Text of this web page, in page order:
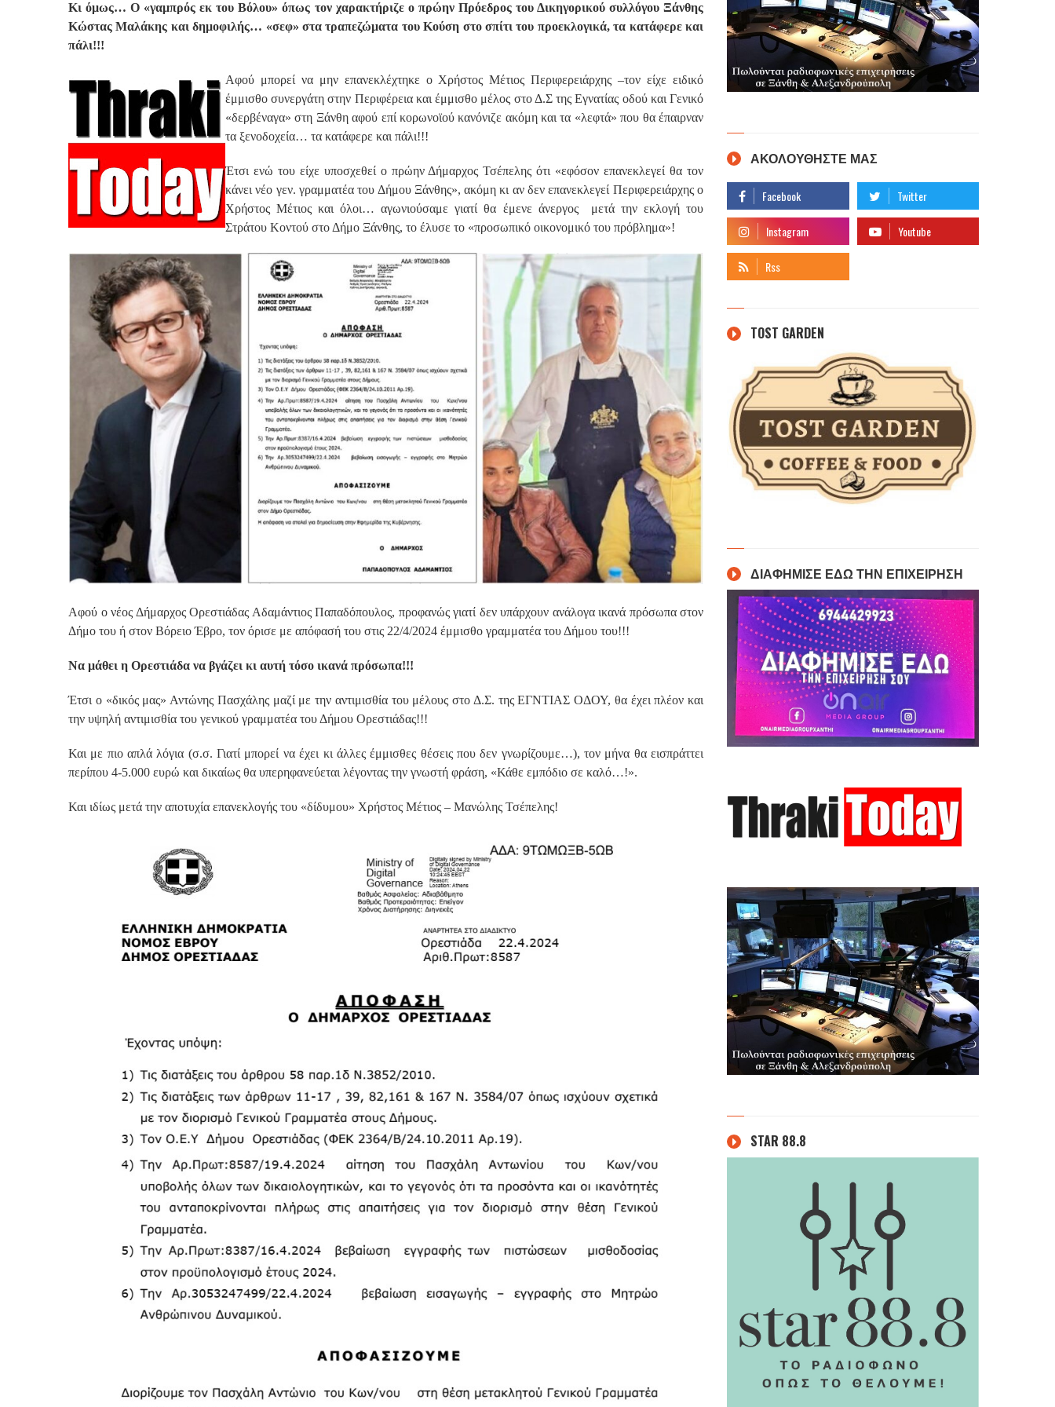
Κι όμως… Ο «γαμπρός εκ του Βόλου» όπως τον χαρακτήριζε ο πρώην Πρόεδρος του Δικηγορικού συλλόγου Ξάνθης
Κώστας Μαλάκης και δημοφιλής… «σεφ» στα τραπεζώματα του Κούση στο σπίτι του προεκλογικά, τα κατάφερε και
πάλι!!!
Αφού μπορεί να μην επανεκλέχτηκε ο Χρήστος Μέτιος Περιφερειάρχης –τον είχε ειδικό
έμμισθο συνεργάτη στην Περιφέρεια και έμμισθο μέλος στο Δ.Σ της Εγνατίας οδού και Γενικό
«δερβέναγα» στη Ξάνθη αφού επί κορωνοϊού κανόνιζε ακόμη και τα «λεφτά» που θα έπαιρναν
τα ξενοδοχεία… τα κατάφερε και πάλι!!!
Έτσι ενώ του είχε υποσχεθεί ο πρώην Δήμαρχος Τσέπελης ότι «εφόσον επανεκλεγεί θα τον
κάνει νέο γεν. γραμματέα του Δήμου Ξάνθης», ακόμη κι αν δεν επανεκλεγεί Περιφερειάρχης ο
Χρήστος Μέτιος και όλοι… αγωνιούσαμε γιατί θα έμενε άνεργος μετά την εκλογή του
Στράτου Κοντού στο Δήμο Ξάνθης, το έλυσε το «προσωπικό οικονομικό του πρόβλημα»!
Αφού ο νέος Δήμαρχος Ορεστιάδας Αδαμάντιος Παπαδόπουλος, προφανώς γιατί δεν υπάρχουν ανάλογα ικανά πρόσωπα στον
Δήμο του ή στον Βόρειο Έβρο, τον όρισε με απόφασή του στις 22/4/2024 έμμισθο γραμματέα του Δήμου του!!!
Να μάθει η Ορεστιάδα να βγάζει κι αυτή τόσο ικανά πρόσωπα!!!
Έτσι ο «δικός μας» Αντώνης Πασχάλης μαζί με την αντιμισθία του μέλους στο Δ.Σ. της ΕΓΝΤΙΑΣ ΟΔΟΥ, θα έχει πλέον και
την υψηλή αντιμισθία του γενικού γραμματέα του Δήμου Ορεστιάδας!!!
Και με πιο απλά λόγια (σ.σ. Γιατί μπορεί να έχει κι άλλες έμμισθες θέσεις που δεν γνωρίζουμε…), τον μήνα θα εισπράττει
περίπου 4-5.000 ευρώ και δικαίως θα υπερηφανεύεται λέγοντας την γνωστή φράση, «Κάθε εμπόδιο σε καλό…!».
Και ιδίως μετά την αποτυχία επανεκλογής του «δίδυμου» Χρήστος Μέτιος – Μανώλης Τσέπελης!
ΑΚΟΛΟΥΘΗΣΤΕ ΜΑΣ
TOST GARDEN
ΔΙΑΦΗΜΙΣΕ ΕΔΩ ΤΗΝ ΕΠΙΧΕΙΡΗΣΗ
STAR 88.8